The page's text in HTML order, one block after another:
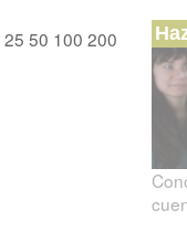
25 50 100 200